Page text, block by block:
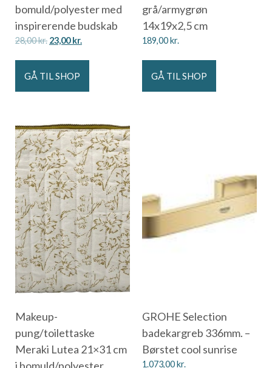
bomuld/polyester med
inspirerende budskab
28,00kr. 23,00kr.
GÅ TIL SHOP
grå/armygrøn
14x19x2,5 cm
189,00kr.
GÅ TIL SHOP
Makeup-
pung/toilettaske
Meraki Lutea 21×31 cm
GROHE Selection
badekargreb 336mm. –
Børstet cool sunrise
1.073,00kr.